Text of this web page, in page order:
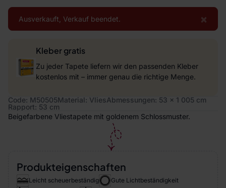
×
Ausverkauft, Verkauf beendet.
Kleber gratis
Zu jeder Tapete liefern wir den passenden Kleber
kostenlos mit – immer genau die richtige Menge.
Code: M50505Material: VliesAbmessungen: 53 x 1 005 cm
Rapport: 53 cm
Beigefarbene Vliestapete mit goldenem Schlossmuster.
Produkteigenschaften
Leicht scheuerbeständig
Gute Lichtbeständigkeit